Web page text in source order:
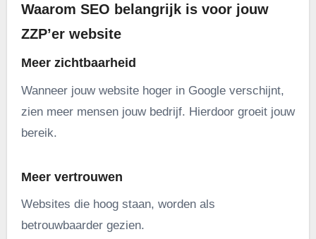
Waarom SEO belangrijk is voor jouw
ZZP’er website
Meer zichtbaarheid
Wanneer jouw website hoger in Google verschijnt,
zien meer mensen jouw bedrijf. Hierdoor groeit jouw
bereik.
Meer vertrouwen
Websites die hoog staan, worden als
betrouwbaarder gezien.